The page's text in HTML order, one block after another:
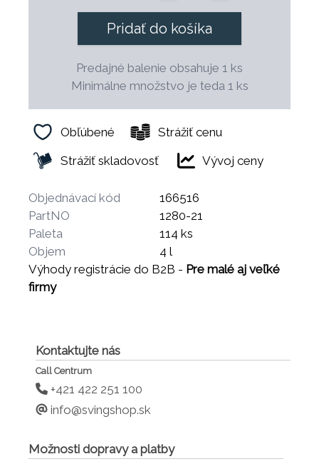
Pridať do košíka
Predajné balenie obsahuje 1 ks
Minimálne množstvo je teda 1 ks
Obľúbené
Strážiť cenu
Strážiť skladovosť
Vývoj ceny
Objednávací kód
166516
PartNO
1280-21
Paleta
114 ks
Objem
4 l
Výhody registrácie do B2B - Pre malé aj veľké
firmy
Kontaktujte nás
Call Centrum
+421 422 251 100
info@svingshop.sk
Možnosti dopravy a platby